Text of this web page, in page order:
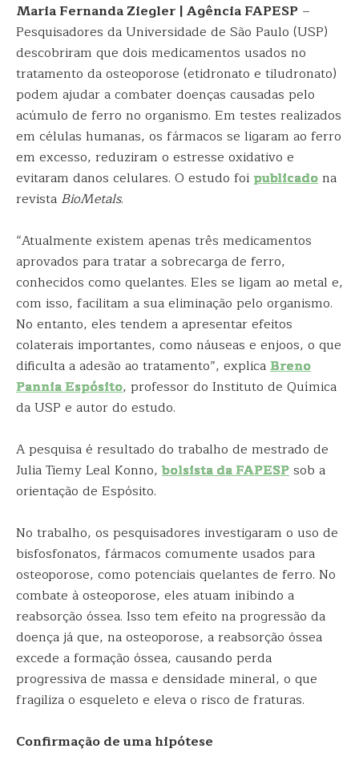
Maria Fernanda Ziegler | Agência FAPESP –
Pesquisadores da Universidade de São Paulo (USP)
descobriram que dois medicamentos usados no
tratamento da osteoporose (etidronato e tiludronato)
podem ajudar a combater doenças causadas pelo
acúmulo de ferro no organismo. Em testes realizados
em células humanas, os fármacos se ligaram ao ferro
em excesso, reduziram o estresse oxidativo e
evitaram danos celulares. O estudo foi publicadona
revista BioMetals.
“Atualmente existem apenas três medicamentos
aprovados para tratar a sobrecarga de ferro,
conhecidos como quelantes. Eles se ligam ao metal e,
com isso, facilitam a sua eliminação pelo organismo.
No entanto, eles tendem a apresentar efeitos
colaterais importantes, como náuseas e enjoos, o que
dificulta a adesão ao tratamento”, explicaBreno
Pannia Espósito, professor do Instituto de Química
da USP e autor do estudo.
A pesquisa é resultado do trabalho de mestrado de
Julia Tiemy Leal Konno, bolsista da FAPESPsob a
orientação de Espósito.
No trabalho, os pesquisadores investigaram o uso de
bisfosfonatos, fármacos comumente usados para
osteoporose, como potenciais quelantes de ferro. No
combate à osteoporose, eles atuam inibindo a
reabsorção óssea. Isso tem efeito na progressão da
doença já que, na osteoporose, a reabsorção óssea
excede a formação óssea, causando perda
progressiva de massa e densidade mineral, o que
fragiliza o esqueleto e eleva o risco de fraturas.
Confirmação de uma hipótese